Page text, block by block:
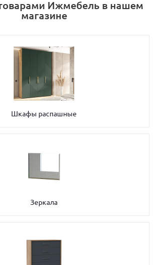
Ижмебель в нашем
магазине
Шкафы распашные
Зеркала